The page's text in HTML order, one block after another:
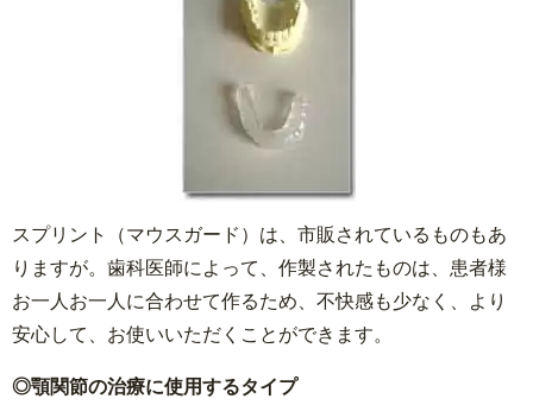
スプリント（マウスガード）は、市販されているものもあ
りますが。歯科医師によって、作製されたものは、患者様
お一人お一人に合わせて作るため、不快感も少なく、より
安心して、お使いいただくことができます。
◎顎関節の治療に使用するタイプ